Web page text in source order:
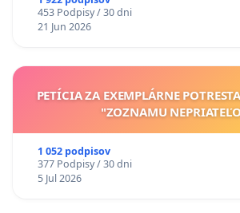
453 Podpisy / 30 dni
21 Jun 2026
PETÍCIA ZA EXEMPLÁRNE
"ZOZNAMU
1 052 podpisov
377 Podpisy / 30 dni
5 Jul 2026